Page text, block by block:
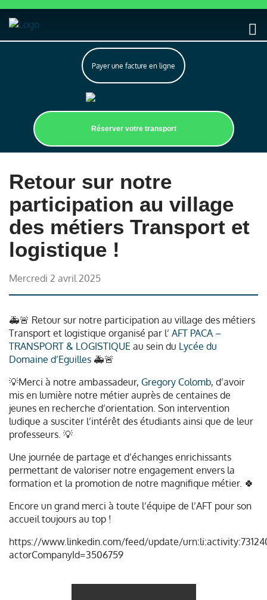
Payer une facture en ligne
Réserver votre transport
Retour sur notre
participation au village
des métiers Transport et
logistique !
mercredi 2 avril 2025
🚑🚨 Retour sur notre participation au village des métiers
Transport et logistique organisé par l’ AFT PACA –
TRANSPORT & LOGISTIQUE au sein du Lycée du
Domaine d’Eguilles 🚑🚨
💡Merci à notre ambassadeur, Gregory Colomb, d’avoir
mis en lumière notre métier auprès de centaines de
jeunes en recherche d’orientation. Son intervention
ludique a susciter l’intérêt des étudiants ainsi que de leur
professeurs. 💡
Une journée de partage et d’échanges enrichissants
permettant de valoriser notre engagement envers la
formation et la promotion de notre magnifique métier. 🍀
Encore un grand merci à toute l’équipe de l’AFT pour son
accueil toujours au top !
https://www.linkedin.com/feed/update/
actorCompanyId=3506759